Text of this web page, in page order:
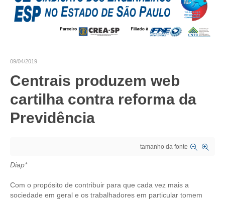
PALAVRA DO PRESIDENTE
SUBSEDES SINDICAIS
GALERIA EX-PRESIDENTES
HISTÓRICO E ATUAÇÃO
09/04/2019
Centrais produzem web
cartilha contra reforma da
Previdência
tamanho da fonte
Diap*
Com o propósito de contribuir para que cada vez mais a
sociedade em geral e os trabalhadores em particular tomem